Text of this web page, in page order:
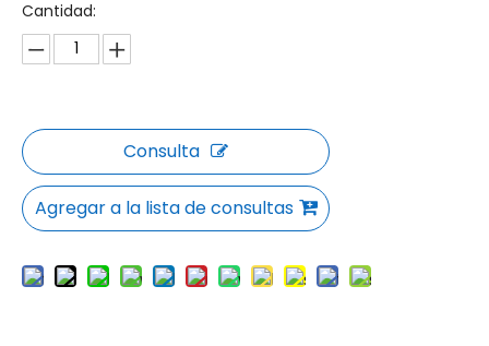
Cantidad:
Consulta
Agregar a la lista de consultas